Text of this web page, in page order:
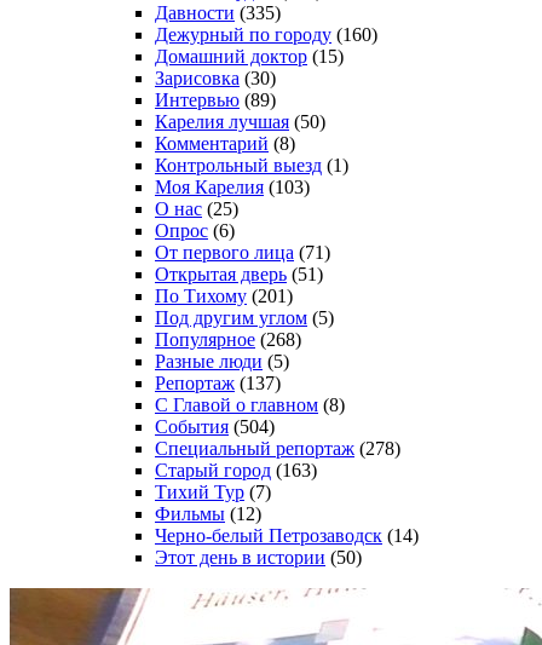
Давности (335)
Дежурный по городу (160)
Домашний доктор (15)
Зарисовка (30)
Интервью (89)
Карелия лучшая (50)
Комментарий (8)
Контрольный выезд (1)
Моя Карелия (103)
О нас (25)
Опрос (6)
От первого лица (71)
Открытая дверь (51)
По Тихому (201)
Под другим углом (5)
Популярное (268)
Разные люди (5)
Репортаж (137)
С Главой о главном (8)
События (504)
Специальный репортаж (278)
Старый город (163)
Тихий Тур (7)
Фильмы (12)
Черно-белый Петрозаводск (14)
Этот день в истории (50)